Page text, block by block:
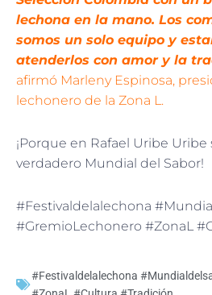
lechona en la mano. Los
somos un solo equipo y
atenderlos con amor y la
afirmó Marleny Espinosa,
lechonero de la Zona L.
¡Porque en Rafael Uribe Uribe
verdadero Mundial del Sabor!
#Festivaldelalechona
#GremioLechonero #ZonaL
#Festivaldelalechona